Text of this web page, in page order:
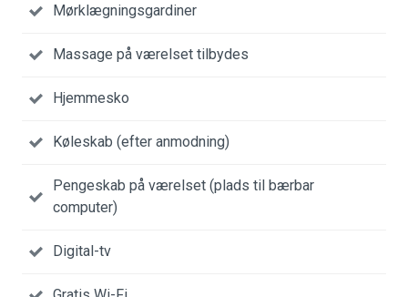
Mørklægningsgardiner
Massage på værelset tilbydes
Hjemmesko
Køleskab (efter anmodning)
Pengeskab på værelset (plads til bærbar
computer)
Digital-tv